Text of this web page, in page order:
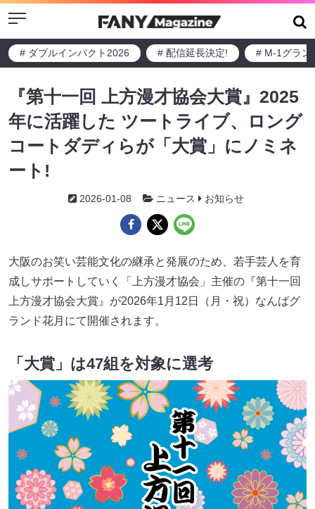
Menu
# ダブルインパクト2026 # 配信延長決定! # M-1グラン
『第十一回 上方漫才協会大賞』2025
年に活躍した ツートライブ、ロング
コートダディらが「大賞」にノミネ
ート!
2026-01-08 ニュース お知らせ
大阪のお笑い芸能文化の継承と発展のため、若手芸人を育
成しサポートしていく「上方漫才協会」主催の『第十一回
上方漫才協会大賞』が2026年1月12日（月・祝）なんばグ
ランド花月にて開催されます。
「大賞」は47組を対象に選考